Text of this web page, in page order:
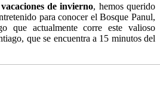
vacaciones de invierno, hemos querido
para conocer el Bosque Panul,
que actualmente corre este valioso
que se encuentra a 15 minutos del